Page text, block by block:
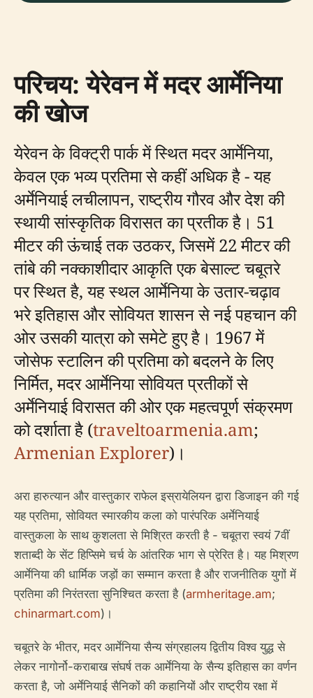
परिचय: येरेवन में मदर आर्मेनिया
की खोज
येरेवन के विक्ट्री पार्क में स्थित मदर आर्मेनिया,
केवल एक भव्य प्रतिमा से कहीं अधिक है - यह
अर्मेनियाई लचीलापन, राष्ट्रीय गौरव और देश की
स्थायी सांस्कृतिक विरासत का प्रतीक है। 51
मीटर की ऊंचाई तक उठकर, जिसमें 22 मीटर की
तांबे की नक्काशीदार आकृति एक बेसाल्ट चबूतरे
पर स्थित है, यह स्थल आर्मेनिया के उतार-चढ़ाव
भरे इतिहास और सोवियत शासन से नई पहचान की
ओर उसकी यात्रा को समेटे हुए है। 1967 में
जोसेफ स्टालिन की प्रतिमा को बदलने के लिए
निर्मित, मदर आर्मेनिया सोवियत प्रतीकों से
अर्मेनियाई विरासत की ओर एक महत्वपूर्ण संक्रमण
को दर्शाता है (traveltoarmenia.am;
Armenian Explorer)।
अरा हारुत्यान और वास्तुकार राफेल इस्रायेलियन द्वारा डिजाइन की गई
यह प्रतिमा, सोवियत स्मारकीय कला को पारंपरिक अर्मेनियाई
वास्तुकला के साथ कुशलता से मिश्रित करती है - चबूतरा स्वयं 7वीं
शताब्दी के सेंट हिप्सिमे चर्च के आंतरिक भाग से प्रेरित है। यह मिश्रण
आर्मेनिया की धार्मिक जड़ों का सम्मान करता है और राजनीतिक युगों में
प्रतिमा की निरंतरता सुनिश्चित करता है (armheritage.am;
chinarmart.com)।
चबूतरे के भीतर, मदर आर्मेनिया सैन्य संग्रहालय द्वितीय विश्व युद्ध से
लेकर नागोर्नो-कराबाख संघर्ष तक आर्मेनिया के सैन्य इतिहास का वर्णन
करता है, जो अर्मेनियाई सैनिकों की कहानियों और राष्ट्रीय रक्षा में